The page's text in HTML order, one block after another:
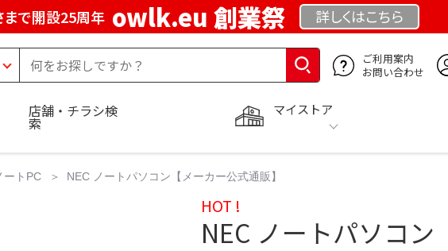
まで開設25周年 owlk.eu 創業祭 詳しくはこちら
ご利用案内
お問い合わせ
マイストア
店舗・チラシ検
索
ートPC NEC ノートパソコン【メーカー公式通販】
HOT !
NEC ノートパソコン